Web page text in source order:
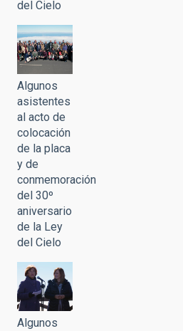
del Cielo
Algunos
asistentes
al acto de
colocación
de la placa
y de
conmemoración
del 30º
aniversario
de la Ley
del Cielo
Algunos